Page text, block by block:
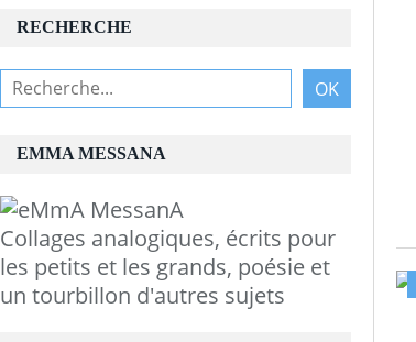
RECHERCHE
EMMA MESSANA
Collages analogiques, écrits pour
les petits et les grands, poésie et
un tourbillon d'autres sujets